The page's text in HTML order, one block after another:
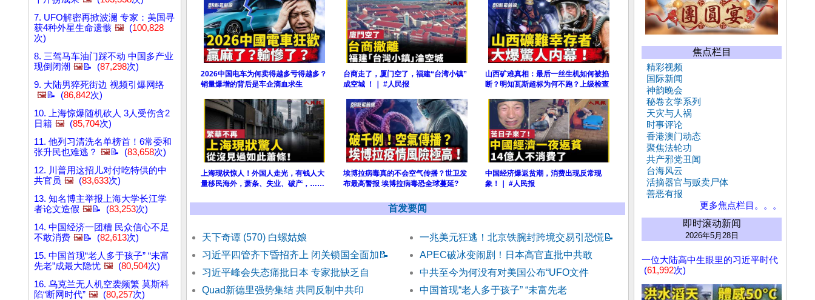
7. UFO解密再掀波澜 专家：美国寻
获4种外星生命遗骸 🖼️ (100,828
次)
8. 三驾马车油门踩不动 中国多产业
现倒闭潮 🖼️📝 (87,298次)
9. 大陆男猝死街边 视频引爆网络
🖼️📝 (86,842次)
10. 上海惊爆随机砍人 3人受伤含2
日籍 🖼️ (85,704次)
11. 他列习清洗名单榜首！6常委和
张升民也难逃？ 🖼️📝 (83,658次)
12. 川普用这招儿对付吃特供的中
共官员 🖼️ (83,633次)
13. 知名博主举报上海大学长江学
者论文造假 🖼️📝 (83,253次)
14. 中国经济一团糟 民众信心不足
不敢消费 🖼️📝 (82,613次)
15. 中国首现“老人多于孩子” “未富
先老”成最大隐忧 🖼️ (80,504次)
16. 乌克兰无人机空袭频繁 莫斯科
陷“断网时代” 🖼️ (80,257次)
2026中国电车为何卖得越多亏得越多？
销量爆增的背后是车企滴血求生
台商走了，厦门空了，福建“台湾小镇”
成空城 ！｜ #人民报
山西矿难真相：最后一丝生机如何被掐
断？明知瓦斯超标为何不跑？上级检查
上海现状惊人！外国人走光，有钱人大
量移民海外，萧条、失业、破产，……
埃博拉病毒真的不会空气传播？世卫发
布最高警报 埃博拉病毒恐全球蔓延?
中国经济爆返贫潮，消费出现反常现
象！｜ #人民报
首发要闻
天下奇谭 (570) 白螺姑娘
习近平四管齐下昏招齐上 闭关锁国全面加 📝
习近平峰会失态痛批日本 专家批缺乏自
Quad新德里强势集结 共同反制中共印
一兆美元狂逃！北京铁腕封跨境交易引恐慌📝
APEC破冰变闹剧！日本高官直批中共敢
中共至今为何没有对美国公布“UFO文件
中国首现“老人多于孩子” “未富先老
焦点栏目
精彩视频
国际新闻
神韵晚会
秘卷玄学系列
天灾与人祸
时事评论
香港澳门动态
聚焦法轮功
共产邪党丑闻
台海风云
活摘器官与贩卖尸体
善恶有报
更多焦点栏目。。。
即时滚动新闻
2026年5月28日
一位大陆高中生眼里的习近平时代
(61,992次)